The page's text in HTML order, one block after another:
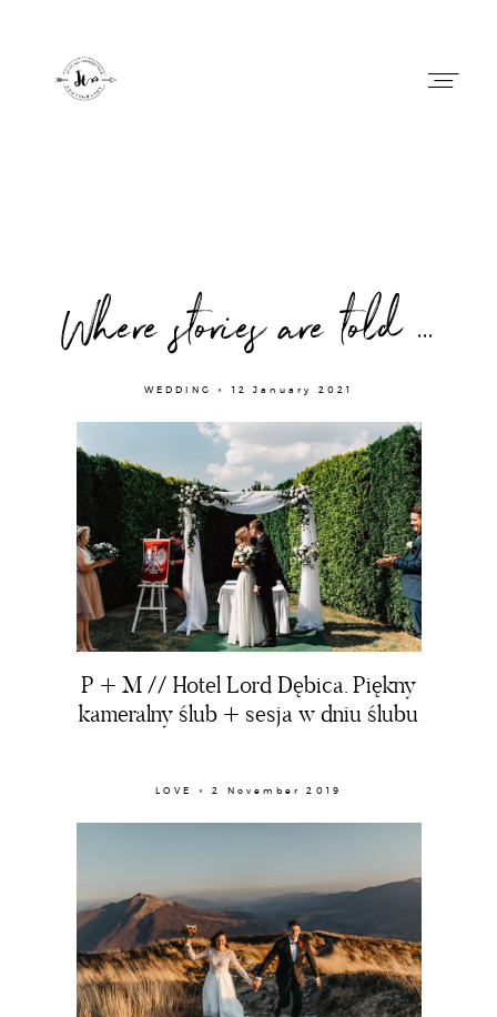
HOME
Where stories are told ...
WEDDING × 12 January 2021
P + M // Hotel Lord Dębica. Piękny
kameralny ślub + sesja w dniu ślubu
LOVE × 2 November 2019
Justyna Lobodzinska
BLOG
ABOUT ME
CONTACT
PORTRAIT
CLIENT ZONE